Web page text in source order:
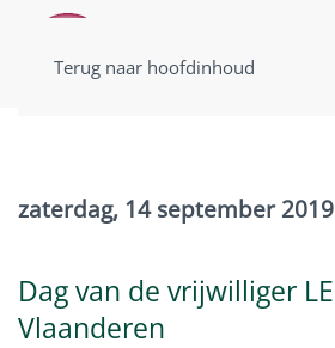
Terug naar hoofdinhoud
zaterdag, 14 september 2019
Dag van de vrijwilliger
Vlaanderen